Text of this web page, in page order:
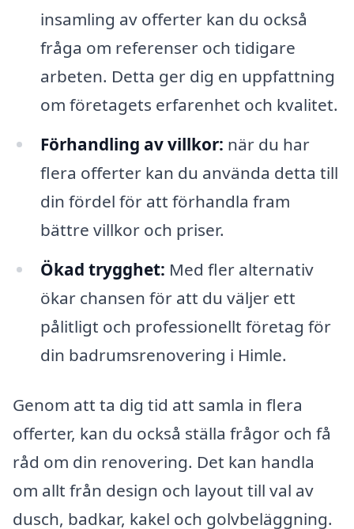
insamling av offerter kan du också
fråga om referenser och tidigare
arbeten. Detta ger dig en uppfattning
om företagets erfarenhet och kvalitet.
Förhandling av villkor: när du har
flera offerter kan du använda detta till
din fördel för att förhandla fram
bättre villkor och priser.
Ökad trygghet: Med fler alternativ
ökar chansen för att du väljer ett
pålitligt och professionellt företag för
din badrumsrenovering i Himle.
Genom att ta dig tid att samla in flera
offerter, kan du också ställa frågor och få
råd om din renovering. Det kan handla
om allt från design och layout till val av
dusch, badkar, kakel och golvbeläggning.